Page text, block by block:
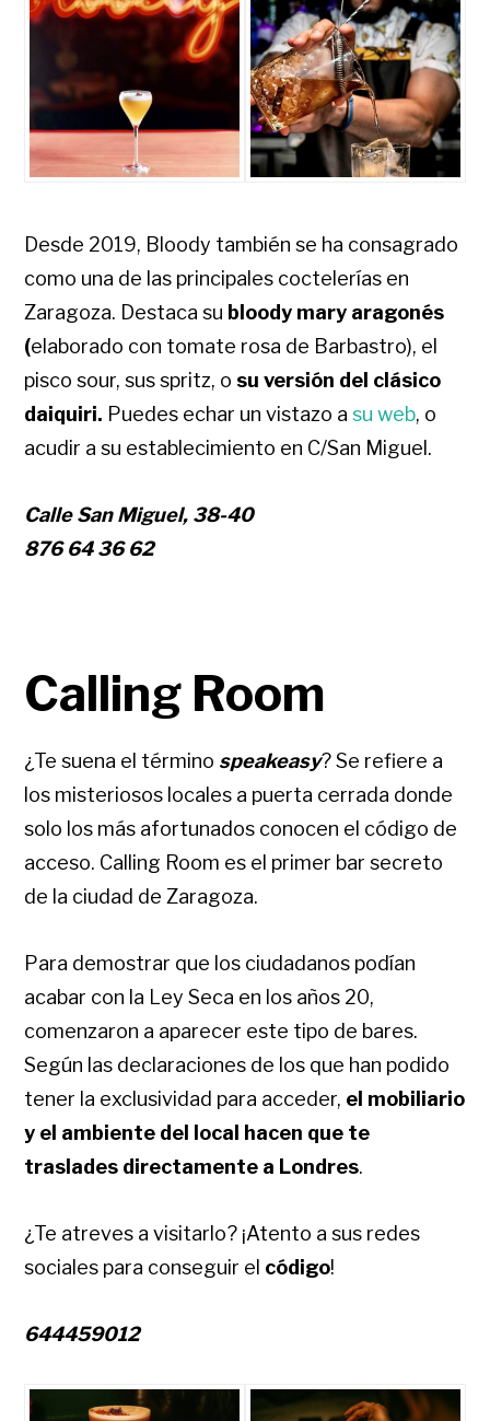
Desde 2019, Bloody también se ha consagrado
como una de las principales coctelerías en
Zaragoza. Destaca su bloody mary aragonés
(elaborado con tomate rosa de Barbastro), el
pisco sour, sus spritz, o su versión del clásico
daiquiri. Puedes echar un vistazo asu web, o
acudir a su establecimiento en C/San Miguel.
Calle San Miguel, 38-40
876 64 36 62
Calling Room
¿Te suena el término speakeasy? Se refiere a
los misteriosos locales a puerta cerrada donde
solo los más afortunados conocen el código de
acceso. Calling Room es el primer bar secreto
de la ciudad de Zaragoza.
Para demostrar que los ciudadanos podían
acabar con la Ley Seca en los años 20,
comenzaron a aparecer este tipo de bares.
Según las declaraciones de los que han podido
tener la exclusividad para acceder, el mobiliario
y el ambiente del local hacen que te
traslades directamente a Londres.
¿Te atreves a visitarlo? ¡Atento a sus redes
sociales para conseguir el código!
644459012